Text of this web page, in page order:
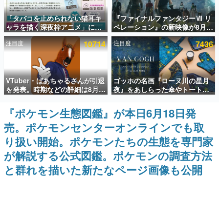
名作ゲームクリエイターの方々に製作時のエピソードをお
聞きし、ヒットする企画（ゲーム）とは何か？を探ってい
きます。
赫本
この物語を解いてはいけない。『赫本』は、〈試験問題〉
の形をした短編ホラー小説集です。
新世代に訊く
これからのデジタルゲーム市場を担う若きクリエイター達
の姿を追い、彼らのルーツと情熱を探っていきます。
ゲーム世代の作家たち
ゲームに多大な影響を受けた作家さんに取材し、ゲームが
日本のコンテンツ産業やカルチャーに与えた影響を探る企
画です。
日本モバイルゲーム産業史
日本のモバイルゲーム史における主要なトピック・タイト
ルを網羅するほか、開発者へのインタビューや識者による
解説を掲載。約20年の歴史が一望できる決定版！
「タバコを止められない猫耳キ
ャラを描く深夜枠アニメ」に視
聴者の一部から批判意見。違法
薬物の使用と思しき描写も含め
て、BPOが議論を交わす
『ファイナルファンタジーⅦ リ
ベレーション』の新映像が8月
26日早朝に公開へ。『FF7』リ
メイクシリーズの完結編、
「gamescom」のオープニング
ナイトライブにてディレクター
の浜口直樹氏が登壇する予定
注目度 10714
VTuber・ばあちゃるさんが引退
を発表。時期などの詳細は8月9
日15時からの配信で説明
注目度 7436
ゴッホの名画『ローヌ川の星月
夜』をあしらった傘やトートバ
ッグなどが登場。8月7日21時よ
り2日間限定で予約販売
『ポケモン生態図鑑』が本日6月18日発
売。ポケモンセンターオンラインでも取
り扱い開始。ポケモンたちの生態を専門家
が解説する公式図鑑。ポケモンの調査方法
と群れを描いた新たなページ画像も公開